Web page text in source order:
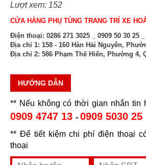
Lượt xem: 152
CỬA HÀNG PHỤ TÙNG TRANG TRÍ XE
Điện thoại: 0286 271 3025 _ 0909 50 30 25
Địa chỉ 1: 158 - 160 Hàn Hải Nguyên,
Địa chỉ 2: 586 Phạm Thế Hiển, Phường 4,
HƯỚNG DẪN
** Nếu không có thời gian nhắn tin
0909 4747 13 - 0909 5030 25
** Để tiết kiệm chi phí điện thoại
thoại